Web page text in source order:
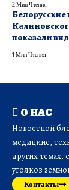
2 Мин Чтения
показали
1 Мин Чтения
О НАС
Новостной
медицине,
других
уголков
Контакты